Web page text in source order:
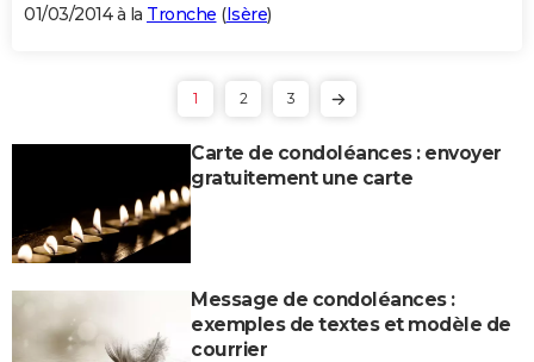
01/03/2014 à la Tronche (Isère)
1 2 3
Carte de condoléances : envoyer
gratuitement une carte
Message de condoléances :
exemples de textes et modèle de
courrier